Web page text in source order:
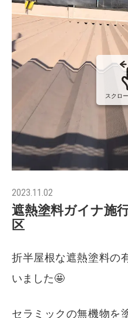
スクロ
2023.11.02
遮熱塗料ガイナ施
区
折半屋根な遮熱塗料の
いました🤩
セラミックの無機物を